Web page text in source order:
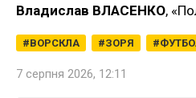
Владислав ВЛАСЕНКО,
ВОРСКЛА ЗОРЯ
7 серпня 2026, 12:11